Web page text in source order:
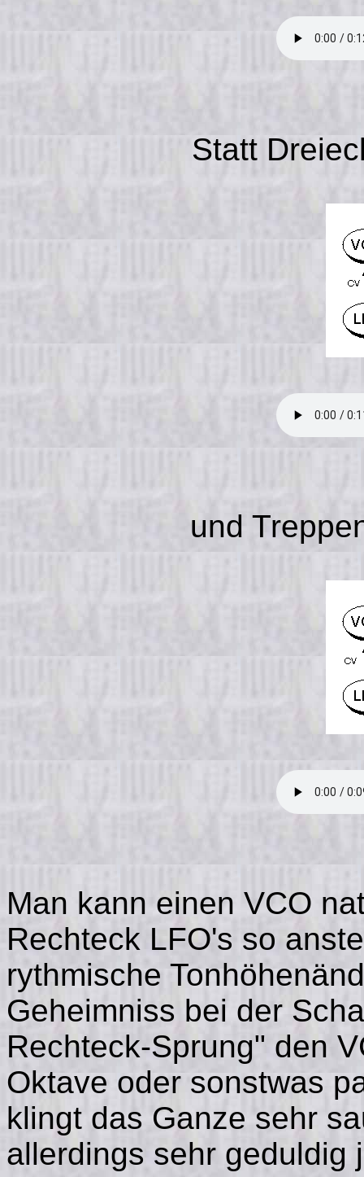
Statt
und
Man kann einen VCO
Rechteck LFO's so
rythmische
Geheimniss bei der
Rechteck-Sprung" den
Oktave oder sonstwas
klingt das Ganze sehr
allerdings sehr geduldig